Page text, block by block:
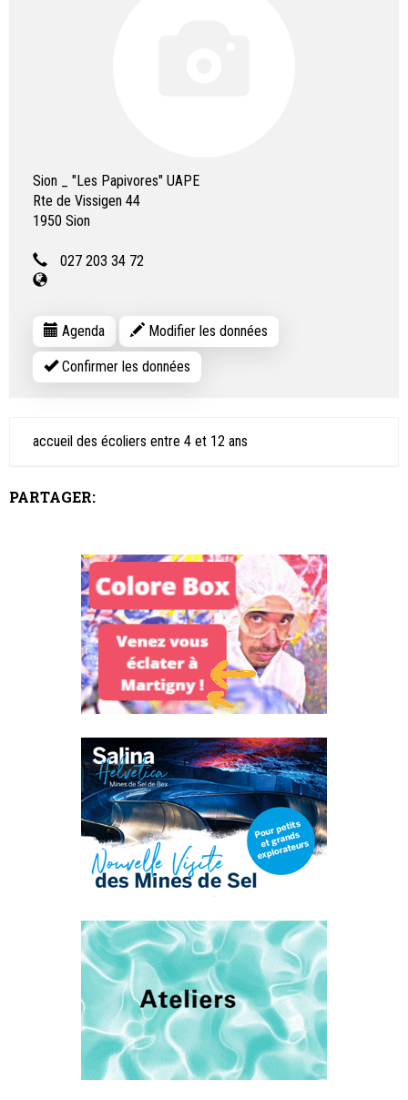
Sion _ "Les Papivores" UAPE
Rte de Vissigen 44
1950 Sion
027 203 34 72
Agenda Modifier les données
Confirmer les données
accueil des écoliers entre 4 et 12 ans
PARTAGER: